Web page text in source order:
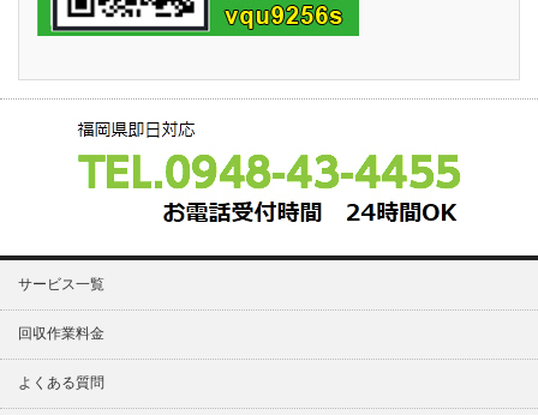
サービス一覧
回収作業料金
よくある質問